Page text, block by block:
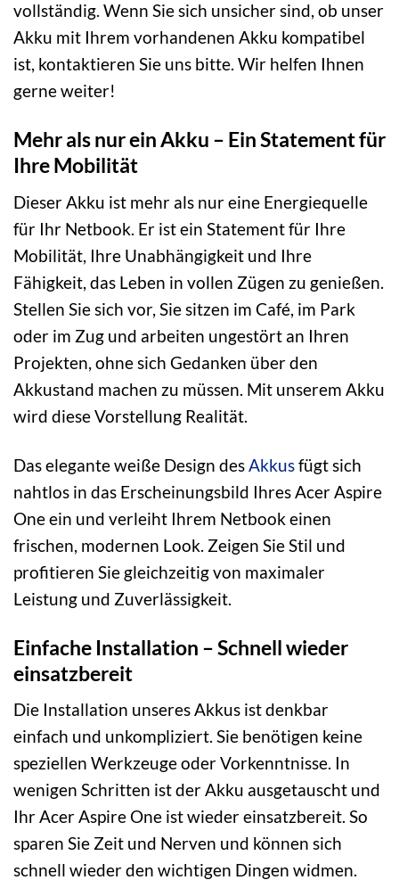
vollständig. Wenn Sie sich unsicher sind, ob unser
Akku mit Ihrem vorhandenen Akku kompatibel
ist, kontaktieren Sie uns bitte. Wir helfen Ihnen
gerne weiter!
Mehr als nur ein Akku – Ein Statement für
Ihre Mobilität
Dieser Akku ist mehr als nur eine Energiequelle
für Ihr Netbook. Er ist ein Statement für Ihre
Mobilität, Ihre Unabhängigkeit und Ihre
Fähigkeit, das Leben in vollen Zügen zu genießen.
Stellen Sie sich vor, Sie sitzen im Café, im Park
oder im Zug und arbeiten ungestört an Ihren
Projekten, ohne sich Gedanken über den
Akkustand machen zu müssen. Mit unserem Akku
wird diese Vorstellung Realität.
Das elegante weiße Design desAkkusfügt sich
nahtlos in das Erscheinungsbild Ihres Acer Aspire
One ein und verleiht Ihrem Netbook einen
frischen, modernen Look. Zeigen Sie Stil und
profitieren Sie gleichzeitig von maximaler
Leistung und Zuverlässigkeit.
Einfache Installation – Schnell wieder
einsatzbereit
Die Installation unseres Akkus ist denkbar
einfach und unkompliziert. Sie benötigen keine
speziellen Werkzeuge oder Vorkenntnisse. In
wenigen Schritten ist der Akku ausgetauscht und
Ihr Acer Aspire One ist wieder einsatzbereit. So
sparen Sie Zeit und Nerven und können sich
schnell wieder den wichtigen Dingen widmen.